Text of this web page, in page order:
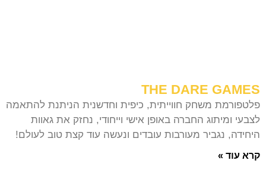
THE DARE GAMES
פלטפורמת משחק חווייתית, כיפית וחדשנית הניתנת להתאמה
לצבעי ומיתוג החברה באופן אישי וייחודי, נחזק את גאוות
היחידה, נגביר מעורבות עובדים ונעשה עוד קצת טוב לעולם!
קרא עוד »